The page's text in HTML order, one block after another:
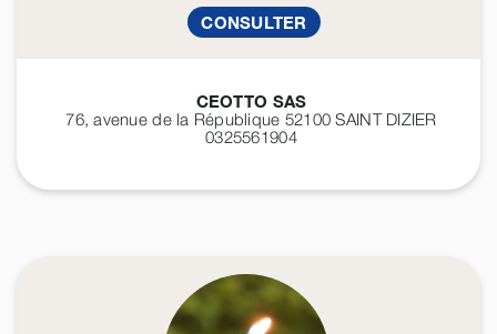
CONSULTER
CEOTTO SAS
76, avenue de la République 52100SAINT DIZIER
0325561904